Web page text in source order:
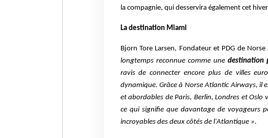
la compagnie, qui desservira également cet
La destination Miami
Bjorn Tore Larsen, Fondateur et PDG de
longtemps reconnue comme une destination
ravis de connecter encore plus de villes
dynamique. Grâce à Norse Atlantic Airways, il
et abordables de Paris, Berlin, Londres et
ce qui signifie que davantage de voyageurs
incroyables des deux côtés de l'Atlantique ».